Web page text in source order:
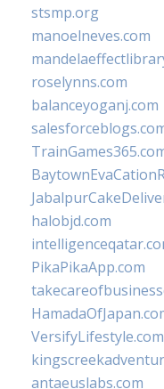
stsmp.org
manoelneves.com
roselynns.com
balanceyoganj.com
halobjd.com
PikaPikaApp.com
VersifyLifestyle.com
antaeuslabs.com